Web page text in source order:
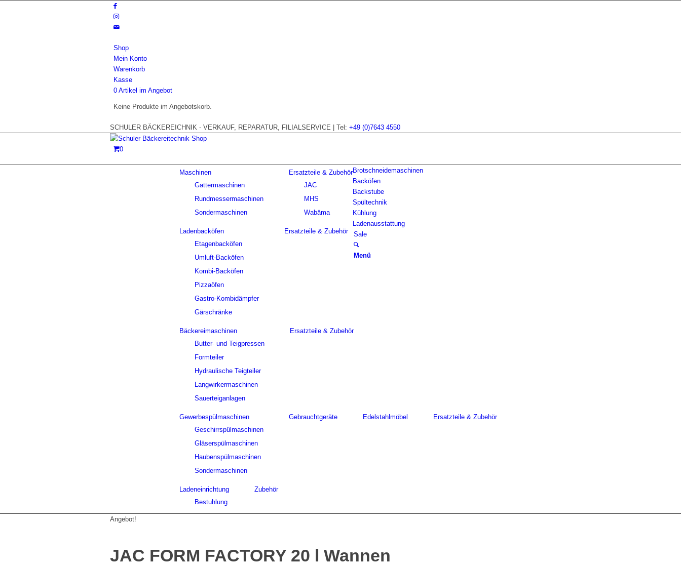
Shop
Mein Konto
Warenkorb
Kasse
0 Artikel im Angebot
Keine Produkte im Angebotskorb.
SCHULER BÄCKEREICHNIK - VERKAUF, REPARATUR, FILIALSERVICE | Tel: +49 (0)7643 4550
0
Brotschneidemaschinen
Maschinen
Gattermaschinen
Rundmessermaschinen
Sondermaschinen
Ersatzteile & Zubehör
JAC
MHS
Wabäma
Backöfen
Ladenbacköfen
Etagenbacköfen
Umluft-Backöfen
Kombi-Backöfen
Pizzaöfen
Gastro-Kombidämpfer
Gärschränke
Ersatzteile & Zubehör
Backstube
Bäckereimaschinen
Butter- und Teigpressen
Formteiler
Hydraulische Teigteiler
Langwirkermaschinen
Sauerteiganlagen
Ersatzteile & Zubehör
Spültechnik
Gewerbespülmaschinen
Geschirrspülmaschinen
Gläserspülmaschinen
Haubenspülmaschinen
Sondermaschinen
Gebrauchtgeräte Edelstahlmöbel Ersatzteile & Zubehör
Kühlung
Ladenausstattung
Ladeneinrichtung
Bestuhlung
Zubehör
Sale
Menü
Angebot!
JAC FORM FACTORY 20 l Wannen